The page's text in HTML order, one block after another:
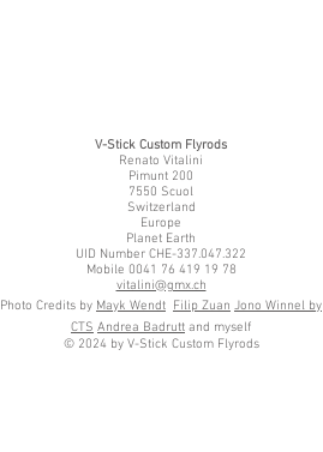
V-Stick Custom Flyrods
Renato Vitalini
Pimunt 200
7550 Scuol
Switzerland
Europe
Planet Earth
UID Number CHE-337.047.322
Mobile 0041 76 419 19 78
vitalini@gmx.ch
Photo Credits by Mayk Wendt Filip Zuan Jono Winnel by
CTS Andrea Badrutt and myself
© 2024 by V-Stick Custom Flyrods